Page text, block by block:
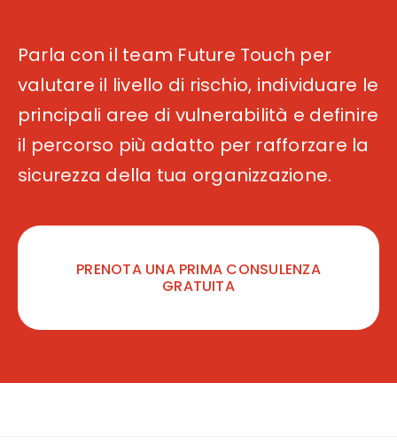
Parla con il team Future Touch per
valutare il livello di rischio, individuare le
principali aree di vulnerabilità e definire
il percorso più adatto per rafforzare la
sicurezza della tua organizzazione.
PRENOTA UNA PRIMA CONSULENZA
GRATUITA